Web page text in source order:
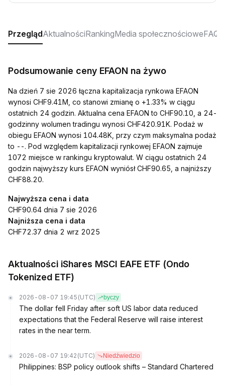
PrzeglądAktualnościRankingMedia społecznościoweFAQ
Podsumowanie ceny EFAON na żywo
Na dzień 7 sie 2026 łączna kapitalizacja rynkowa EFAON
wynosi CHF9.41M, co stanowi zmianę o +1.33% w ciągu
ostatnich 24 godzin. Aktualna cena EFAON to CHF90.10, a 24-
godzinny wolumen tradingu wynosi CHF420.91K. Podaż w
obiegu EFAON wynosi 104.48K, przy czym maksymalna podaż
to --. Pod względem kapitalizacji rynkowej EFAON zajmuje
1072 miejsce w rankingu kryptowalut. W ciągu ostatnich 24
godzin najwyższy kurs EFAON wyniósł CHF90.65, a najniższy
CHF88.20.
Najwyższa cena i data
CHF90.64 dnia 7 sie 2026
Najniższa cena i data
CHF72.37 dnia 2 wrz 2025
Aktualności iShares MSCI EAFE ETF (Ondo
Tokenized ETF)
2026-08-07 19:45 (UTC) byczy
The dollar fell Friday after soft US labor data reduced
expectations that the Federal Reserve will raise interest
rates in the near term.
2026-08-07 19:42 (UTC) Niedźwiedzio
Philippines: BSP policy outlook shifts – Standard Chartered